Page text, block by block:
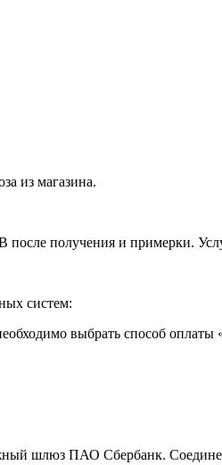
из магазина.
получения и примерки.
систем:
выбрать способ оплаты
шлюз ПАО Сбербанк.